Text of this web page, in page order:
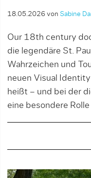
18.05.2026 von Sabine
Our 18th century
die legendäre St.
Wahrzeichen und
neuen Visual
heißt – und bei der
eine besondere